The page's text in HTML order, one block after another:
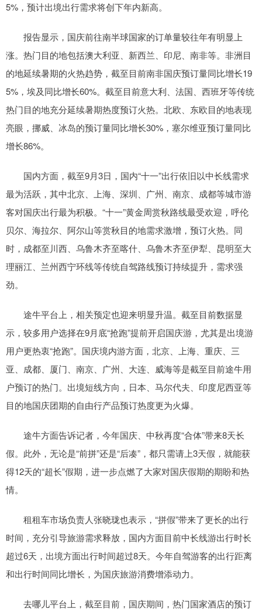
5%，预计出境出行需求将创下年内新高。
报告显示，国庆前往南半球国家的订单量较往年有明显上
涨。热门目的地包括澳大利亚、新西兰、印尼、南非等。非洲目
的地延续暑期的火热趋势，截至目前南非国庆预订量同比增长19
5%，埃及同比增长60%。截至目前意大利、法国、西班牙等传统
热门目的地充分延续暑期热度预订火热。北欧、东欧目的地表现
亮眼，挪威、冰岛的预订量同比增长30%，塞尔维亚预订量同比
增长86%。
国内方面，截至9月3日，国内“十一”出行依旧以中长线需求
最为活跃，其中北京、上海、深圳、广州、南京、成都等城市游
客对国庆出行最为积极。“十一”黄金周赏秋路线最受欢迎，呼伦
贝尔、海拉尔、阿尔山等赏秋目的地需求激增，预订火热。同
时，成都至川西、乌鲁木齐至喀什、乌鲁木齐至伊犁、昆明至大
理丽江、兰州西宁环线等传统自驾路线预订持续提升，需求强
劲。
途牛平台上，相关预定也迎来明显升温。截至目前数据显
示，较多用户选择在9月底“抢跑”提前开启国庆游，尤其是出境游
用户更热衷“抢跑”。国庆境内游方面，北京、上海、重庆、三
亚、成都、厦门、南京、广州、大连、威海等是截至目前途牛用
户预订的热门。出境短线方向，日本、马尔代夫、印度尼西亚等
目的地国庆团期的自由行产品预订热度更为火爆。
途牛方面告诉记者，今年国庆、中秋再度“合体”带来8天长
假。此外，无论是“前拼”还是“后凑”，都只需请上3天假，就能获
得12天的“超长”假期，进一步点燃了大家对国庆假期的期盼和热
情。
租租车市场负责人张晓珑也表示，“拼假”带来了更长的出行
时间，充分引导旅游需求释放，国内方面目前中长线游出行时长
超过6天，出境方面出行时间超过8天。今年自驾游客的出行距离
和出行时间同比增长，为国庆旅游消费增添动力。
去哪儿平台上，截至目前，国庆期间，热门国家酒店的预订